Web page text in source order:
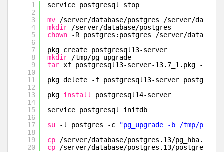
1
2
3
4
5
6
7
8
9
10
11
12
13
14
15
16
17
18
19
20
service postgresql stop
mv
/server/database/postgres
/server/
mkdir
/server/database/postgres
chown
-R postgres:postgres
/server/
pkg create postgresql13-server
mkdir
/tmp/pg-upgrade
tar xf postgresql13-server-13.7_1.pkg -C
pkg delete -f postgresql13-server
pkg install
postgresql14-server
service postgresql initdb
su
-l postgres -c
"pg_upgrade -b /tmp/pg-
cp
/server/database/postgres .13/pg_hba.conf
cp
/server/database/postgres .13/postgresql